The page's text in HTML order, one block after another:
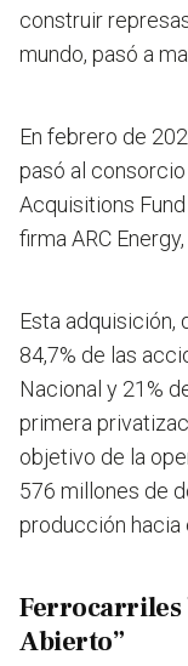
construir
mundo, pasó a
En febrero de
pasó al
Acquisitions Fund
firma ARC
Esta adquisición,
84,7% de las
Nacional y 21%
primera
objetivo de la
576 millones de
producción hacia
Ferrocarriles
Abierto”